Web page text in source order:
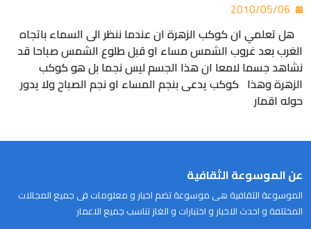
هل تعلمي ان كوكب الزهرة ان عندما ننظر الى السماء باتجاه
الغرب بعد غروب الشمس مساء او قبل طلوع الشمس صباحا قد
نشاهد جسما لامعا ان هذا الجسم ليس نجما بل هو كوكب
الزهرة وهذا كوكب يدعى بنجم المساء او نجم الصباح ولا يدور
حوله اقمار
عن الموسوعة الثقافية
الموسوعة الثقافية هى موسوعة تضم اخبار و معلومات فى جميع المجالات
المختلفة و احدث الاخبار و اختبارات و الغاز تناسب جميع الاعمار